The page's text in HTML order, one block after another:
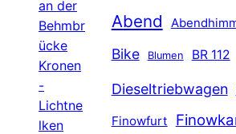
an der
Behmbr
ücke
Kronen
-
Lichtne
lken
Abend
Bike Blumen BR 112
Dieseltriebwagen
Finowfurt